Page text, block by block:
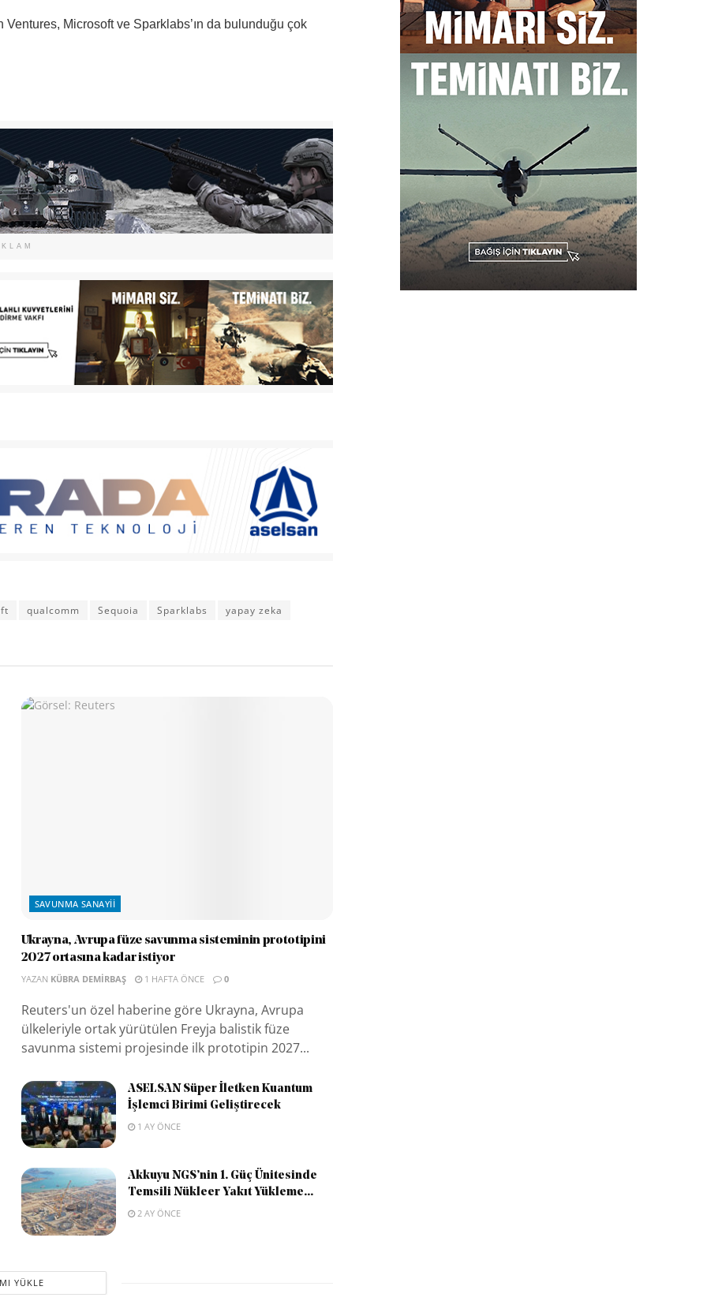
Microsoft ve Sparklabs’ın da bulunduğu çok
qualcomm Sequoia Sparklabs yapay zeka
SAVUNMA SANAYII
Ukrayna, Avrupa füze savunma sisteminin prototipini
2027 ortasına kadar istiyor
YAZAN KÜBRA DEMIRBAŞ 1 HAFTA ÖNCE 0
Reuters'un özel haberine göre Ukrayna, Avrupa
ülkeleriyle ortak yürütülen Freyja balistik füze
savunma sistemi projesinde ilk prototipin 2027...
ASELSAN Süper İletken Kuantum
İşlemci Birimi Geliştirecek
1 AY ÖNCE
Akkuyu NGS’nin 1. Güç Ünitesinde
Temsili Nükleer Yakıt Yükleme...
2 AY ÖNCE
YÜKLE